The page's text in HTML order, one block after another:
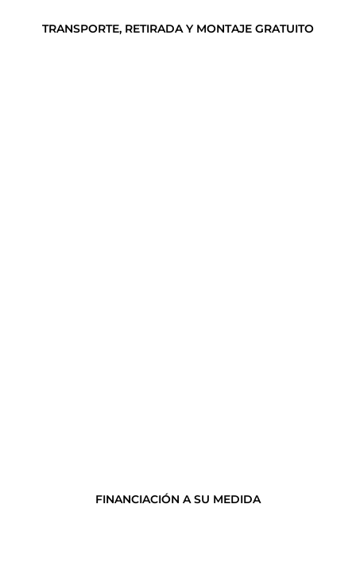
TRANSPORTE, RETIRADA Y MONTAJE GRATUITO
FINANCIACIÓN A SU MEDIDA